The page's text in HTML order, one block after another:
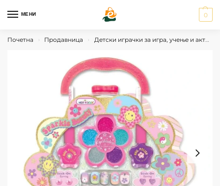
МЕНИ 0
Почетна › Продавница › Детски играчки за игра, учење и активности